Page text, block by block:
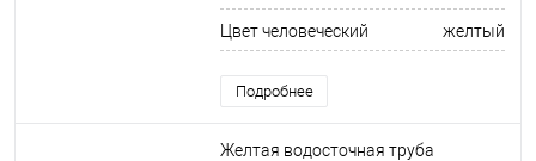
Цвет человеческий желтый
Подробнее
Желтая водосточная труба